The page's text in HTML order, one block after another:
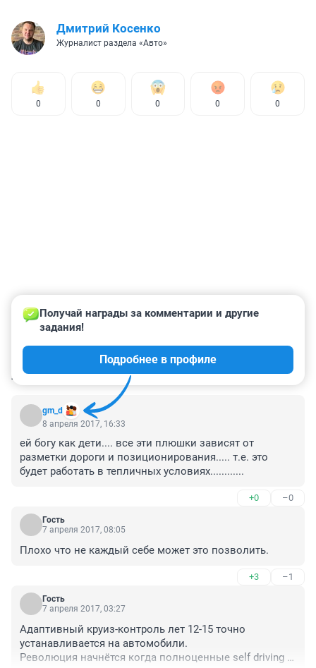
Дмитрий Косенко
Журналист раздела «Авто»
0 0 0 0 0
КОММЕНТАРИИ 8
gm_d
Получай награды за комментарии и другие
задания!
Подробнее в профиле
8 апреля 2017, 16:33
ей богу как дети.... все эти плюшки зависят от
разметки дороги и позиционирования..... т.е. это
будет работать в тепличных условиях............
+0 –0
Гость
7 апреля 2017, 08:05
Плохо что не каждый себе может это позволить.
+3 –1
Гость
7 апреля 2017, 03:27
Адаптивный круиз-контроль лет 12-15 точно
устанавливается на автомобили.
Революция начнётся когда полноценные self driving